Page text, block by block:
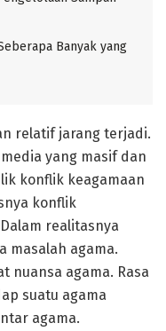
Banyak yang
relatif jarang terjadi.
yang masif dan
konflik keagamaan
konflik
realitasnya
masalah agama.
nuansa agama. Rasa
suatu agama
agama.